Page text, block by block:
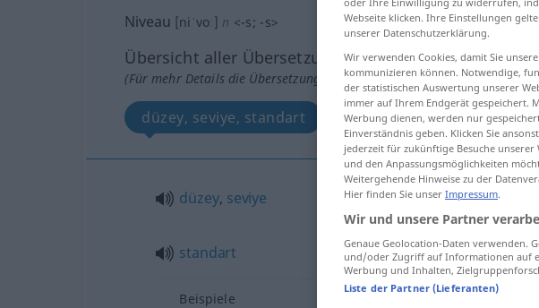
Niveau [niˈvoː] n <-s; -s>
Übersicht aller Übersetzungen
(Für mehr Details die Übersetzung anklicken/antippen)
düzey, seviye, standart
düzey, seviye
standart
Beispiele
Webseite klicken. Ihre Einstellungen
unserer Datenschutzerklärung.
Wir verwenden Cookies, damit Sie
kommunizieren können. Notwendige,
der statistischen Auswertung unserer
immer auf Ihrem Endgerät gespeichert.
Werbung dienen, werden nur
Einverständnis geben. Klicken Sie
jederzeit für zukünftige Besuche
und den Anpassungsmöglichkeiten
Weitergehende Hinweise zu der
Hier finden Sie unser Impressum.
Wir und unsere Partner
Genaue Geolocation-Daten verwenden.
und/oder Zugriff auf Informationen auf
Werbung und Inhalten,
Liste der Partner (Lieferanten)